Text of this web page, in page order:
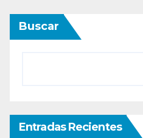
Buscar
Entradas Recientes